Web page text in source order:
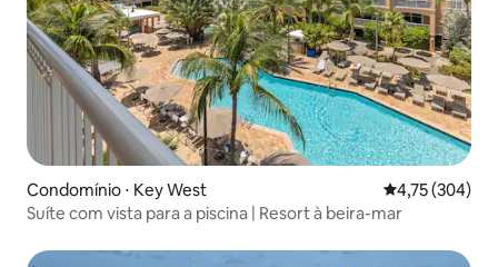
Condomínio ⋅ Key West 4,75 de uma
4,75 (304)
Suíte com vista para a piscina | Resort à beira-mar